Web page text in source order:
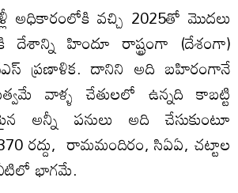
అధికారంలోకి వచ్చి 2025తో మొదలు
దేశాన్ని హిందూ రాష్ట్రంగా (దేశంగా)
ప్రణాళిక. దానిని అది బహిరంగానే
వాళ్ళ చేతులలో ఉన్నది కాబట్టి
అన్నీ పనులు అది చేసుకుంటూ
రద్దు, రామమందిరం, సిఏఏ, చట్టాల
భాగమే.